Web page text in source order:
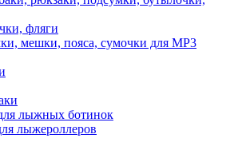
фляги
мешки, пояса, сумочки для MP3
лыжных ботинок
лыжероллеров